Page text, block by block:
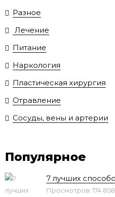
Разное
Лечение
Питание
Наркология
Пластическая хирургия
Отравление
Сосуды, вены и артерии
Популярное
7 лучших
Просмотров: 174 858